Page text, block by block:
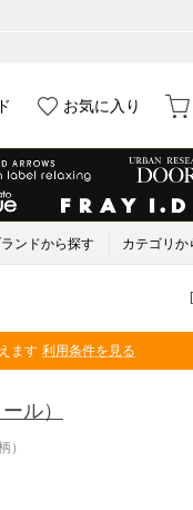
お気に入り
ンドから探す カテゴリか
ます 利用条件を見る
ル）
）